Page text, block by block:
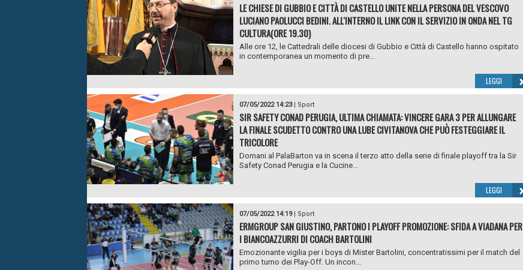
LE CHIESE DI GUBBIO E CITTÀ DI CASTELLO UNITE NELLA PERSONA DEL VESCOVO
LUCIANO PAOLUCCI BEDINI. ALL'INTERNO IL LINK CON IL SERVIZIO IN ONDA NEL TG
CULTURA(ORE 19.30)
Alle ore 12, le Cattedrali delle diocesi di Gubbio e Città di Castello hanno ospitato
in contemporanea un momento di pre...
LEGGI
07/05/2022 14:23| Sport
SIR SAFETY CONAD PERUGIA, ULTIMA CHIAMATA: VINCERE GARA 3 PER ALLUNGARE
LA FINALE SCUDETTO CONTRO UNA LUBE CIVITANOVA CHE PUÒ FESTEGGIARE IL
TRICOLORE
Domani al PalaBarton va in scena il terzo atto della serie di finale playoff tra la Sir
Safety Conad Perugia e la Cucine...
LEGGI
07/05/2022 14:19| Sport
ERMGROUP SAN GIUSTINO, PARTONO I PLAYOFF PROMOZIONE: SFIDA A VIADANA PER
I BIANCOAZZURRI DI COACH BARTOLINI
Emozionante vigilia per i boys di Mister Bartolini, concentratissimi per il match del
primo turno dei Play-Off. Un incon...